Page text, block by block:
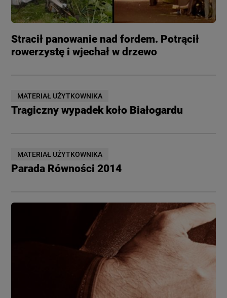
Stracił panowanie nad fordem. Potrącił
rowerzystę i wjechał w drzewo
MATERIAŁ UŻYTKOWNIKA
Tragiczny wypadek koło Białogardu
MATERIAŁ UŻYTKOWNIKA
Parada Równości 2014